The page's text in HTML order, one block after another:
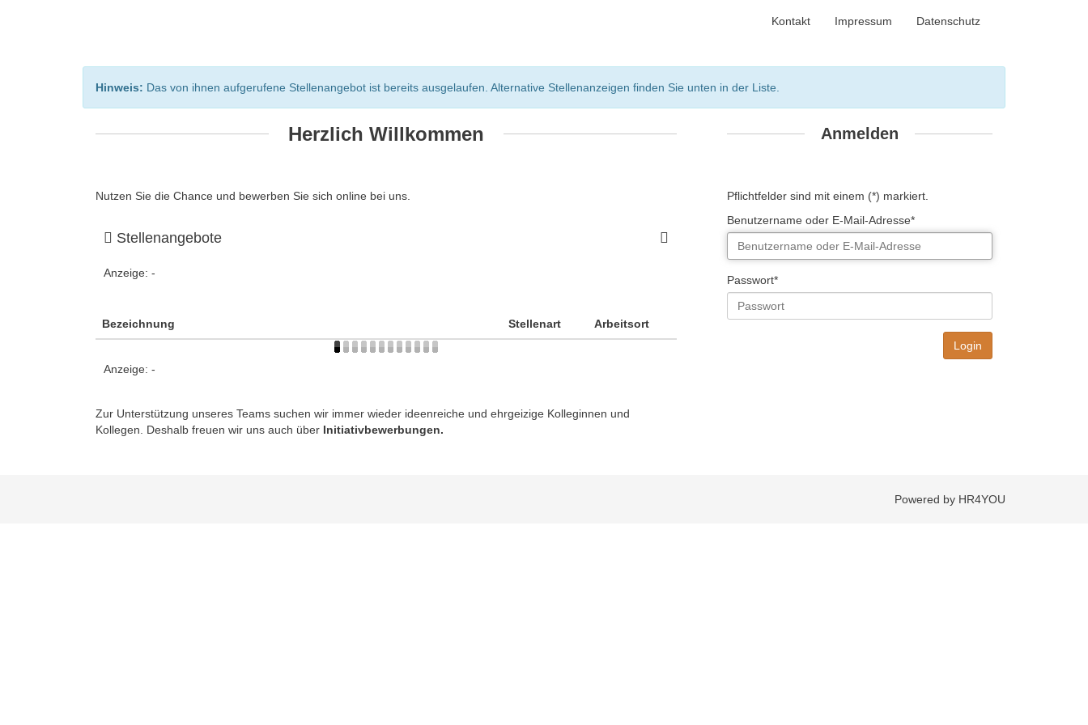
Kontakt Impressum Datenschutz
Hinweis: Das von ihnen aufgerufene Stellenangebot ist bereits ausgelaufen. Alternative Stellenanzeigen finden Sie unten in der Liste.
Herzlich Willkommen
Nutzen Sie die Chance und bewerben Sie sich online bei uns.
Stellenangebote
Anzeige: -
Bezeichnung Stellenart Arbeitsort
Anzeige: -
Zur Unterstützung unseres Teams suchen wir immer wieder ideenreiche und ehrgeizige Kolleginnen und
Kollegen. Deshalb freuen wir uns auch über Initiativbewerbungen.
Anmelden
Pflichtfelder sind mit einem (*) markiert.
Benutzername oder E-Mail-Adresse*
Passwort*
Powered by HR4YOU